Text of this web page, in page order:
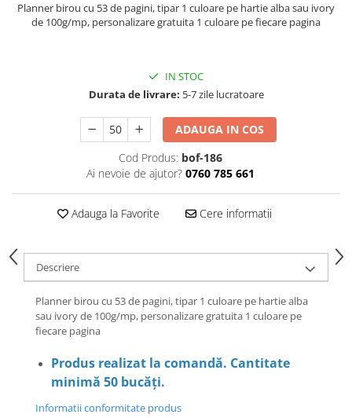
Planner birou cu 53 de pagini, tipar 1 culoare pe hartie alba sau ivory
de 100g/mp, personalizare gratuita 1 culoare pe fiecare pagina
IN STOC
Durata de livrare: 5-7 zile lucratoare
ADAUGA IN COS
Cod Produs: bof-186
Ai nevoie de ajutor? 0760 785 661
Adauga la Favorite Cere informatii
Descriere
Planner birou cu 53 de pagini, tipar 1 culoare pe hartie alba
sau ivory de 100g/mp, personalizare gratuita 1 culoare pe
fiecare pagina
Produs realizat la comandă. Cantitate
minimă 50 bucăți.
Informatii conformitate produs